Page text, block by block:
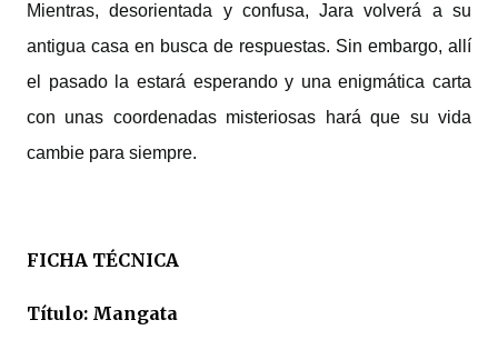
Mientras, desorientada y confusa, Jara volverá a su
antigua casa en busca de respuestas. Sin embargo, allí
el pasado la estará esperando y una enigmática carta
con unas coordenadas misteriosas hará que su vida
cambie para siempre.
FICHA TÉCNICA
Título: Mangata